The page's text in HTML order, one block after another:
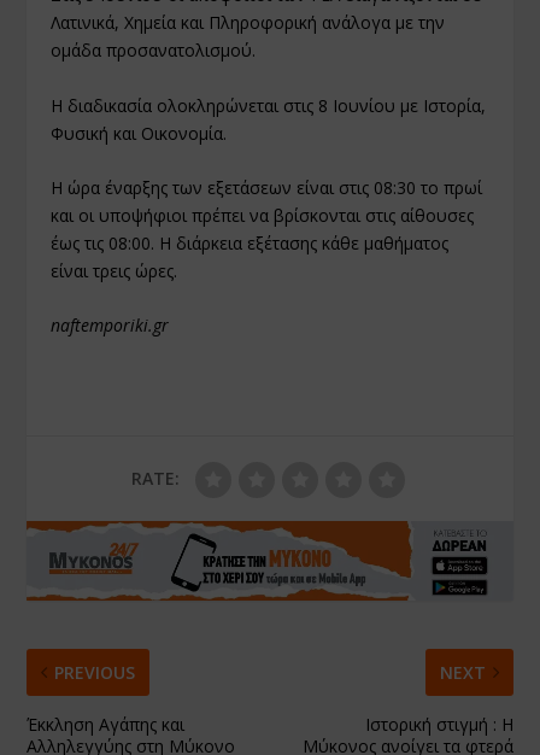
Λατινικά, Χημεία και Πληροφορική ανάλογα με την
ομάδα προσανατολισμού.
Η διαδικασία ολοκληρώνεται στις 8 Ιουνίου με Ιστορία,
Φυσική και Οικονομία.
Η ώρα έναρξης των εξετάσεων είναι στις 08:30 το πρωί
και οι υποψήφιοι πρέπει να βρίσκονται στις αίθουσες
έως τις 08:00. Η διάρκεια εξέτασης κάθε μαθήματος
είναι τρεις ώρες.
naftemporiki.gr
RATE:
PREVIOUS
Έκκληση Αγάπης και
Αλληλεγγύης στη Μύκονο
NEXT
Ιστορική στιγμή : Η
Μύκονος ανοίγει τα φτερά